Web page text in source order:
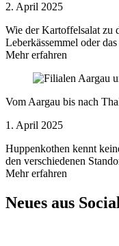
2. April 2025
Wie der Kartoffelsalat zu
Leberkässemmel oder
Mehr erfahren
Vom Aargau bis nach
1. April 2025
Huppenkothen kennt
den verschiedenen
Mehr erfahren
Neues aus